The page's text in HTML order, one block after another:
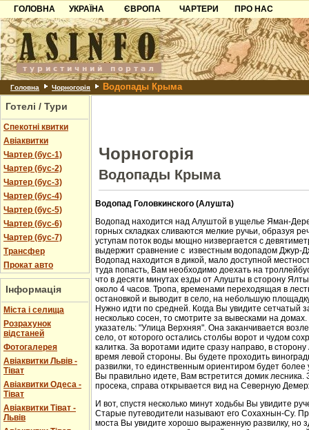
ГОЛОВНА
УКРАЇНА
Карпати
Азов
Причорноморря
Шацьк
ЄВРОПА
Чорногорія
Хорватія
Болгарія
Албанія
ЧАРТЕРИ
ПРО НАС
Контакти
Партнерам
Додати готель
Головна Чорногорія Водопады Крыма
Готелі / Тури
Спекотні квитки
Авіаквитки
Чартер (бус-1)
Чартер (бус-2)
Чартер (бус-3)
Чартер (бус-4)
Чартер (бус-5)
Чартер (бус-6)
Чартер (бус-7)
Трансфер
Прокат авто
Інформація
Міста і селища
Розрахунок
відстаней
Фотогалерея
Авіаквитки Львів -
Тіват
Авіаквитки Одеса -
Тіват
Авіаквитки Тіват -
Львів
Чорногорія
Водопады Крыма
Водопад Головкинского (Алушта)
Водопад находится над Алуштой в ущелье Яман-
горных складках сливаются мелкие ручьи, образуя
уступам поток воды мощно низвергается с
выдержит сравнение с известным водопадом Джур-
Водопад находится в дикой, мало доступной
туда попасть, Вам необходимо доехать на
что в десяти минутах езды от Алушты в сторону
около 4 часов. Тропа, временами переходящая в
остановкой и выводит в село, на небольшую
Нужно идти по средней. Когда Вы увидите сетчатый
несколько сосен, то смотрите за вывесками на
указатель: "Улица Верхняя". Она заканчивается
село, от которого остались столбы ворот и чудом
калитка. За воротами идите сразу направо, в
время левой стороны. Вы будете проходить
развилки, то единственным ориентиром будет более
Вы правильно идете, Вам встретится домик лесника.
просека, справа открывается вид на Северную
И вот, спустя несколько минут ходьбы Вы увидите
Старые путеводители называют его Сохахнын-Су.
моста Вы увидите хорошо выраженную развилку, но